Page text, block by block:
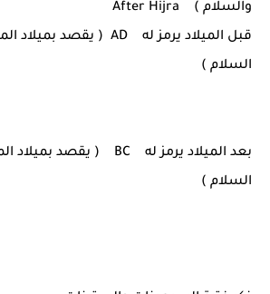
والسلام )
After Hijra
قبل الميلاد يرمز له AD ( يقصد بميلاد
السلام )
بعد الميلاد يرمز له BC ( يقصد بميلاد
السلام )